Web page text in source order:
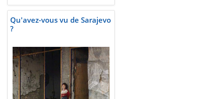
Qu'avez-vous vu de Sarajevo
?